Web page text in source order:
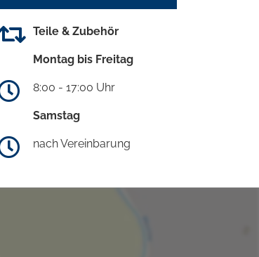
Teile & Zubehör
Montag bis Freitag
8:00 - 17:00 Uhr
Samstag
nach Vereinbarung